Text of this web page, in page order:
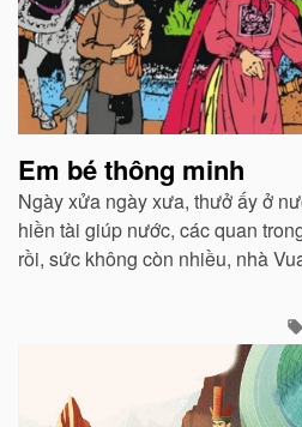
Em bé thông minh
Ngày xửa ngày xưa, thưở ấy ở
hiền tài giúp nước, các quan
rồi, sức không còn nhiều, nhà